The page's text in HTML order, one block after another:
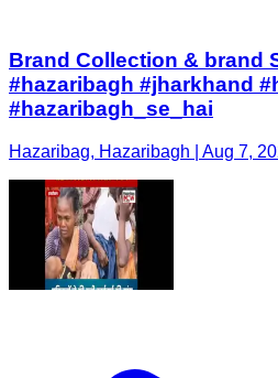
Brand Collection & brand
#hazaribagh #jharkhand
#hazaribagh_se_hai
Hazaribag, Hazaribagh | Aug 7,